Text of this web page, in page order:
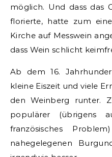
möglich. Und dass das
florierte, hatte zum
Kirche auf Messwein
dass Wein schlicht
Ab dem 16.
kleine Eiszeit und viele
den Weinberg runter.
populärer (übrigens
französisches
nahegelegenen